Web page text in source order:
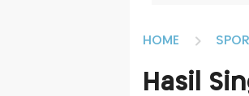
HOME
Hasil